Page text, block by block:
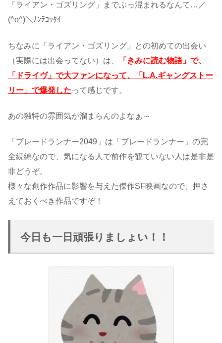
「ライアン・ゴズリング」までぶっ混まれるなんて…／
(^o^)＼ﾅﾝﾃｺｯﾀｲ
ちなみに「ライアン・ゴズリング」との初めての出会い
（実際には出会ってない）は、
「きみに読む物語」で、
「ドライヴ」で大ファンになって、「L.A.ギャングストー
リー」で爆発したって感じです。
あの独特の雰囲気が溜まらんのよなぁ～
「ブレードランナー2049」は「ブレードランナー」の完
全続編なので、気になる人で前作を観ていない人は是非是
非どうぞ。
様々な創作作品に影響を与えた傑作SF映画なので、押さ
えておくべき作品ですぞ！
今日も一日頑張りましょい！！